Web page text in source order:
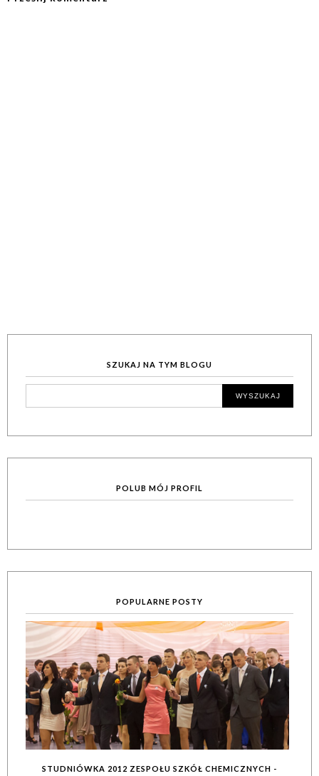
SZUKAJ NA TYM BLOGU
POLUB MÓJ PROFIL
POPULARNE POSTY
STUDNIÓWKA 2012 ZESPOŁU SZKÓŁ CHEMICZNYCH -